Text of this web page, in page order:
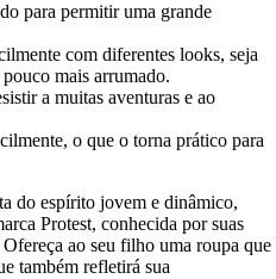
para permitir uma grande
com diferentes looks, seja
mais arrumado.
a muitas aventuras e ao
o que o torna prático para
do espírito jovem e dinâmico,
Protest, conhecida por suas
ao seu filho uma roupa que
também refletirá sua